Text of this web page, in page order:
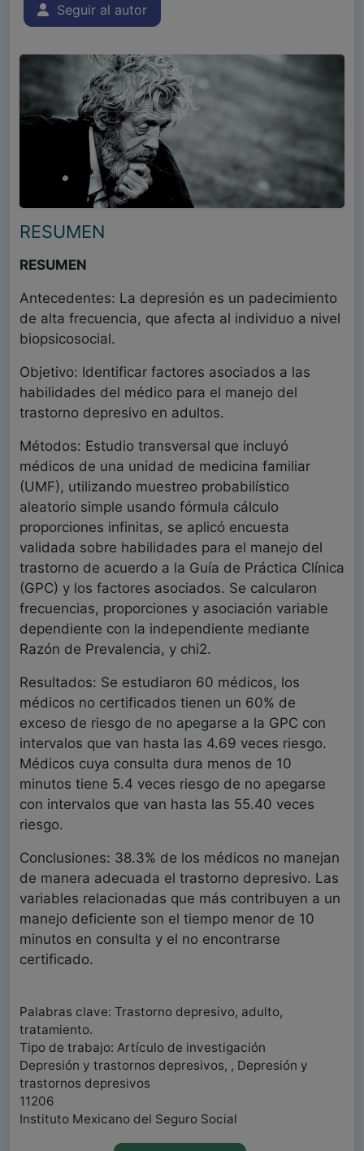
Seguir al autor
RESUMEN
RESUMEN
Antecedentes: La depresión es un padecimiento
de alta frecuencia, que afecta al individuo a nivel
biopsicosocial.
Objetivo: Identificar factores asociados a las
habilidades del médico para el manejo del
trastorno depresivo en adultos.
Métodos: Estudio transversal que incluyó
médicos de una unidad de medicina familiar
(UMF), utilizando muestreo probabilístico
aleatorio simple usando fórmula cálculo
proporciones infinitas, se aplicó encuesta
validada sobre habilidades para el manejo del
trastorno de acuerdo a la Guía de Práctica Clínica
(GPC) y los factores asociados. Se calcularon
frecuencias, proporciones y asociación variable
dependiente con la independiente mediante
Razón de Prevalencia, y chi2.
Resultados: Se estudiaron 60 médicos, los
médicos no certificados tienen un 60% de
exceso de riesgo de no apegarse a la GPC con
intervalos que van hasta las 4.69 veces riesgo.
Médicos cuya consulta dura menos de 10
minutos tiene 5.4 veces riesgo de no apegarse
con intervalos que van hasta las 55.40 veces
riesgo.
Conclusiones: 38.3% de los médicos no manejan
de manera adecuada el trastorno depresivo. Las
variables relacionadas que más contribuyen a un
manejo deficiente son el tiempo menor de 10
minutos en consulta y el no encontrarse
certificado.
Palabras clave: Trastorno depresivo, adulto,
tratamiento.
Tipo de trabajo: Artículo de investigación
Depresión y trastornos depresivos, , Depresión y
trastornos depresivos
11206
Instituto Mexicano del Seguro Social